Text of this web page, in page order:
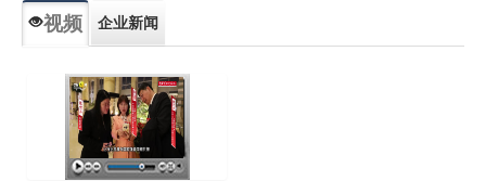
视频 企业新闻